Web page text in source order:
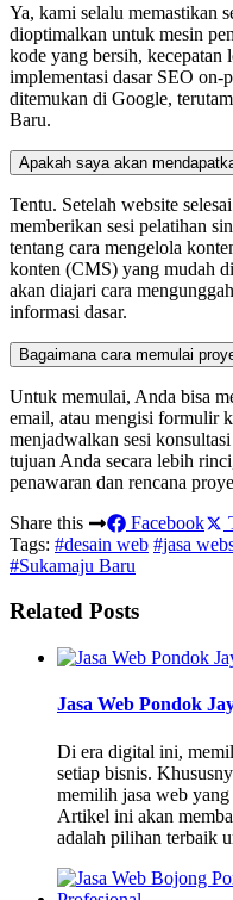
Ya, kami selalu memastikan
dioptimalkan untuk mesin
kode yang bersih, kecepatan
implementasi dasar SEO on-
ditemukan di Google,
Baru.
Apakah saya akan
Tentu. Setelah website
memberikan sesi pelatihan
tentang cara mengelola
konten (CMS) yang mudah
akan diajari cara
informasi dasar.
Bagaimana cara memulai
Untuk memulai, Anda bisa
email, atau mengisi formulir
menjadwalkan sesi
tujuan Anda secara lebih
penawaran dan rencana
Share this
Facebook
Tags: #desain web #jasa
#Sukamaju Baru
Related Posts
Jasa Web Pondok
Di era digital ini,
setiap bisnis.
memilih jasa web
Artikel ini akan
adalah pilihan terbaik